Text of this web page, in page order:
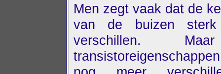
Men zegt vaak dat de
van de buizen sterk
verschillen.